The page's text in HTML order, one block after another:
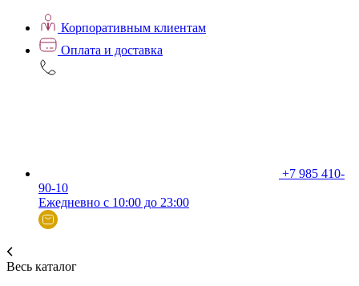
Корпоративным клиентам
Оплата и доставка
+7 985 410-
90-10
Ежедневно с 10:00 до 23:00
Весь каталог